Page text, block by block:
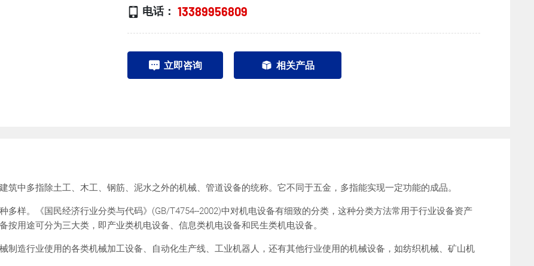
电话： 13389956809
立即咨询 相关产品
筑中多指除土工、木工、钢筋、泥水之外的机械、管道设备的统称。它不同于五金，多指能实现一定功能的成品。
多样。《国民经济行业分类与代码》(GB/T4754--2002)中对机电设备有细致的分类，这种分类方法常用于行业设备资产
用途可分为三大类，即产业类机电设备、信息类机电设备和民生类机电设备。
制造行业使用的各类机械加工设备、自动化生产线、工业机器人，还有其他行业使用的机械设备，如纺织机械、矿山机